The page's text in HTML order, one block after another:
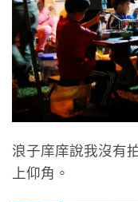
浪子庠庠說我沒有
上仰角。